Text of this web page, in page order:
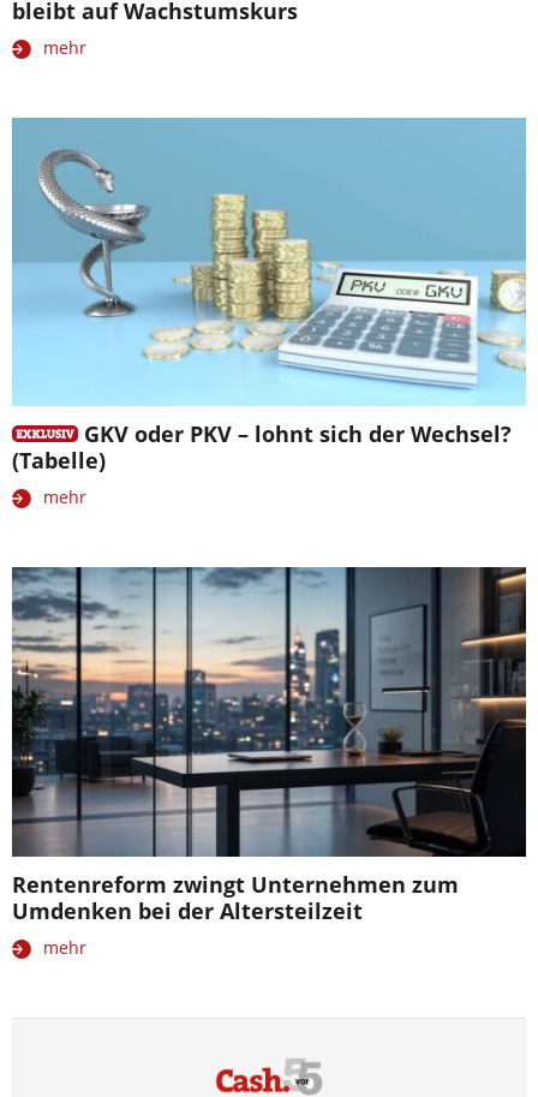
bleibt auf Wachstumskurs
mehr
GKV oder PKV – lohnt sich der Wechsel?
(Tabelle)
mehr
Rentenreform zwingt Unternehmen zum
Umdenken bei der Altersteilzeit
mehr